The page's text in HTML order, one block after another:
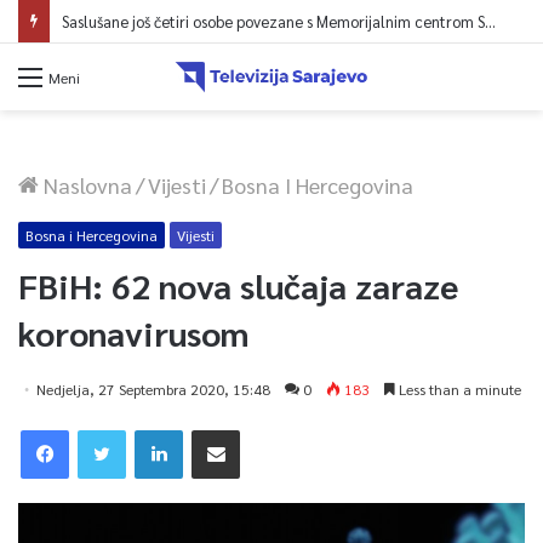
Saslušane još četiri osobe povezane s Memorijalnim centrom Srebrenica, na spisku ukupno 26
Meni
Naslovna/Vijesti/Bosna I Hercegovina
Bosna i Hercegovina Vijesti
FBiH: 62 nova slučaja zaraze
koronavirusom
Nedjelja, 27 Septembra 2020, 15:48 0 183 Less than a minute